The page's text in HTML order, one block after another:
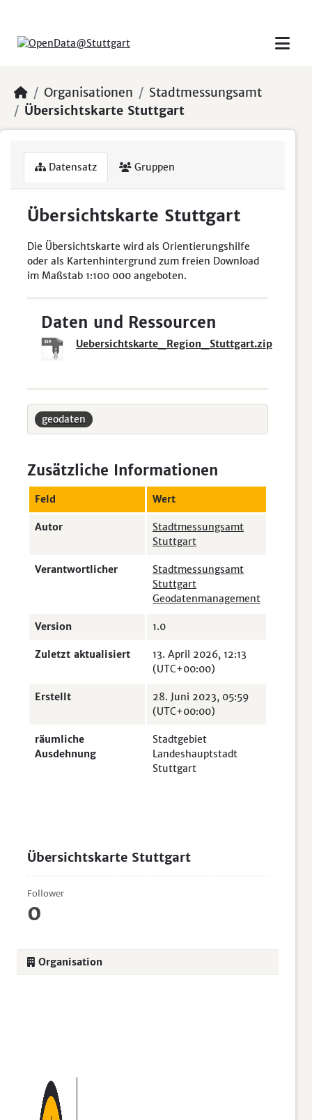
Organisationen
Stadtmessungsamt
Übersichtskarte Stuttgart
Übersichtskarte Stuttgart
Follower
0
Organisation
Datensatz Gruppen
Übersichtskarte Stuttgart
Die Übersichtskarte wird als Orientierungshilfe
oder als Kartenhintergrund zum freien Download
im Maßstab 1:100 000 angeboten.
Daten und Ressourcen
Uebersichtskarte_Region_Stuttgart.zip
geodaten
Zusätzliche Informationen
Feld Wert
Autor
Stadtmessungsamt
Stuttgart
Verantwortlicher
Stadtmessungsamt
Stuttgart
Geodatenmanagement
Version 1.0
Zuletzt aktualisiert
13. April 2026, 12:13
(UTC+00:00)
Erstellt
28. Juni 2023, 05:59
(UTC+00:00)
räumliche
Ausdehnung
Stadtgebiet
Landeshauptstadt
Stuttgart